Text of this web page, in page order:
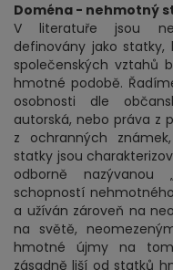
Doména - nehmotný
V literatuře jsou
definovány jako
společenských vztahů
hmotné podobě.
osobnosti dle
autorská, nebo práva z
z ochranných
statky jsou
odborně nazývanou
schopností
a užíván zároveň na
na světě,
hmotné újmy na
zásadně liší od statků